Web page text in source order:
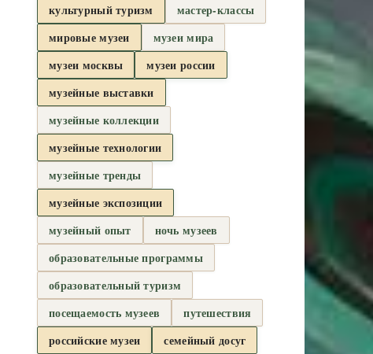
культурный туризм
мастер-классы
мировые музеи
музеи мира
музеи москвы
музеи россии
музейные выставки
музейные коллекции
музейные технологии
музейные тренды
музейные экспозиции
музейный опыт
ночь музеев
образовательные программы
образовательный туризм
посещаемость музеев
путешествия
российские музеи
семейный досуг